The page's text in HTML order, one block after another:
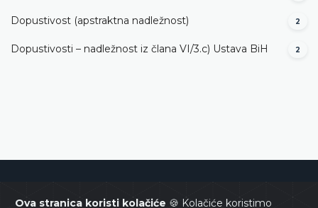
Ova stranica koristi kolačiće 🍪 Kolačiće koristimo
Dopustivost (apstraktna nadležnost) 2
Dopustivosti – nadležnost iz člana VI/3.c) Ustava BiH 2